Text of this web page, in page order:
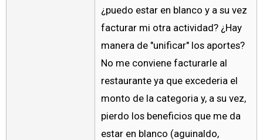
¿puedo estar en blanco y a su vez
facturar mi otra actividad? ¿Hay
manera de "unificar" los aportes?
No me conviene facturarle al
restaurante ya que excederia el
monto de la categoria y, a su vez,
pierdo los beneficios que me da
estar en blanco (aguinaldo,